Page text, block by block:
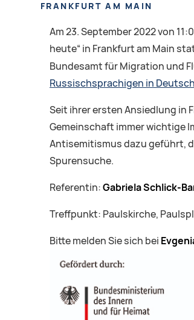
FRANKFURT AM MAIN
Am 23. September 2022 von
heute“ in Frankfurt am Main
Bundesamt für Migration und
Russischsprachigen in
Seit ihrer ersten Ansiedlung in
Gemeinschaft immer wichtige
Antisemitismus dazu geführt,
Spurensuche.
Referentin:Gabriela Schlick-
Treffpunkt: Paulskirche,
Bitte melden Sie sich bei